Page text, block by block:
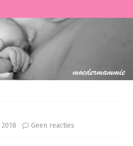
Geen reacties